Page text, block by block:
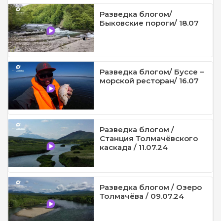
Разведка блогом/
Быковские пороги/ 18.07
Разведка блогом/ Буссе –
морской ресторан/ 16.07
Разведка блогом /
Станция Толмачёвского
каскада / 11.07.24
Разведка блогом / Озеро
Толмачёва / 09.07.24